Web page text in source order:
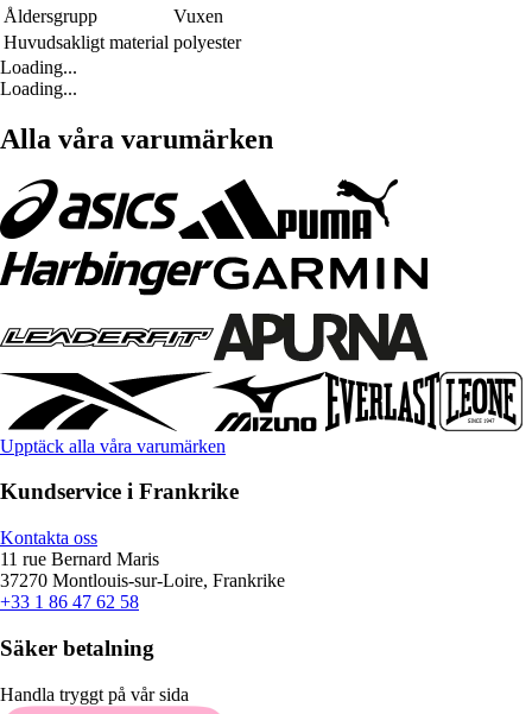
Åldersgrupp
Vuxen
Huvudsakligt material polyester
Loading...
Loading...
Alla våra varumärken
Upptäck alla våra varumärken
Kundservice i Frankrike
Kontakta oss
11 rue Bernard Maris
37270 Montlouis-sur-Loire, Frankrike
+33 1 86 47 62 58
Säker betalning
Handla tryggt på vår sida